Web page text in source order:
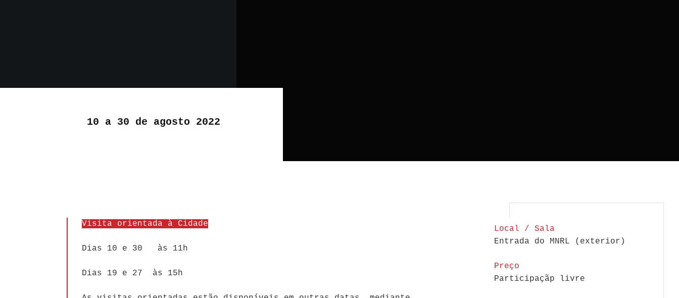
10 a 30 de agosto 2022
Visita orientada à Cidade
Dias 10 e 30 às 11h
Dias 19 e 27 às 15h
Local / Sala
Entrada do MNRL (exterior)
Preço
Participaçãp livre